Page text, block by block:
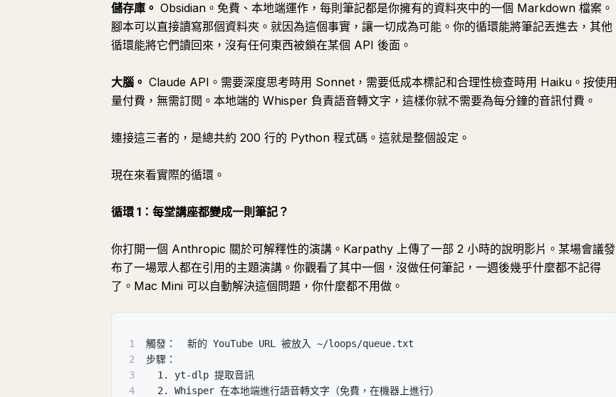
儲存庫。 Obsidian。免費、本地端運作，每則筆記都是你擁有的資料夾中的一個 Markdown 檔案。
腳本可以直接讀寫那個資料夾。就因為這個事實，讓一切成為可能。你的循環能將筆記丟進去，其他
循環能將它們讀回來，沒有任何東西被鎖在某個 API 後面。
大腦。 Claude API。需要深度思考時用 Sonnet，需要低成本標記和合理性檢查時用 Haiku。按使用
量付費，無需訂閱。本地端的 Whisper 負責語音轉文字，這樣你就不需要為每分鐘的音訊付費。
連接這三者的，是總共約 200 行的 Python 程式碼。這就是整個設定。
現在來看實際的循環。
循環 1：每堂講座都變成一則筆記？
你打開一個 Anthropic 關於可解釋性的演講。Karpathy 上傳了一部 2 小時的說明影片。某場會議發
布了一場眾人都在引用的主題演講。你觀看了其中一個，沒做任何筆記，一週後幾乎什麼都不記得
了。Mac Mini 可以自動解決這個問題，你什麼都不用做。
1
觸發：  新的 YouTube URL 被放入 ~/loops/queue.txt
2
步驟：
3
  1. yt-dlp 提取音訊
4
  2. Whisper 在本地端進行語音轉文字（免費，在機器上進行）